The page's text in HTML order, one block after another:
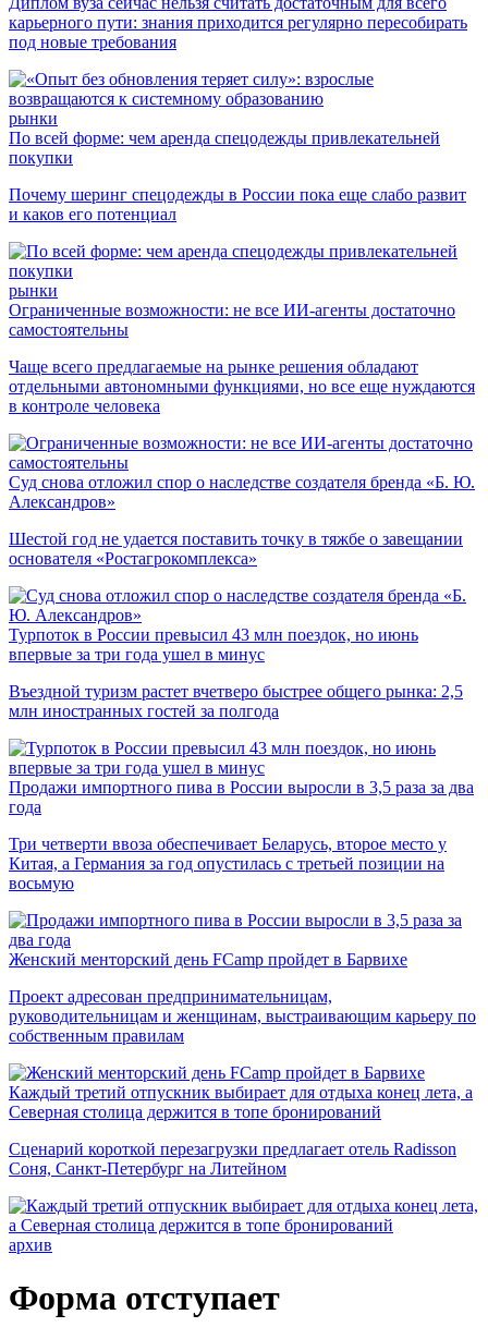
карьерного пути: знания приходится регулярно пересобирать
под новые требования
рынки
По всей форме: чем аренда спецодежды привлекательней
покупки
Почему шеринг спецодежды в России пока еще слабо развит
и каков его потенциал
рынки
Ограниченные возможности: не все ИИ-агенты достаточно
самостоятельны
Чаще всего предлагаемые на рынке решения обладают
отдельными автономными функциями, но все еще нуждаются
в контроле человека
Суд снова отложил спор о наследстве создателя бренда «Б. Ю.
Александров»
Шестой год не удается поставить точку в тяжбе о завещании
основателя «Ростагрокомплекса»
Турпоток в России превысил 43 млн поездок, но июнь
впервые за три года ушел в минус
Въездной туризм растет вчетверо быстрее общего рынка: 2,5
млн иностранных гостей за полгода
Продажи импортного пива в России выросли в 3,5 раза за два
года
Три четверти ввоза обеспечивает Беларусь, второе место у
Китая, а Германия за год опустилась с третьей позиции на
восьмую
Женский менторский день FCamp пройдет в Барвихе
Проект адресован предпринимательницам,
руководительницам и женщинам, выстраивающим карьеру по
собственным правилам
Каждый третий отпускник выбирает для отдыха конец лета, а
Северная столица держится в топе бронирований
Сценарий короткой перезагрузки предлагает отель Radisson
Соня, Санкт-Петербург на Литейном
архив
Форма отступает